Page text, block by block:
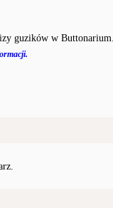
guzików w Buttonarium.